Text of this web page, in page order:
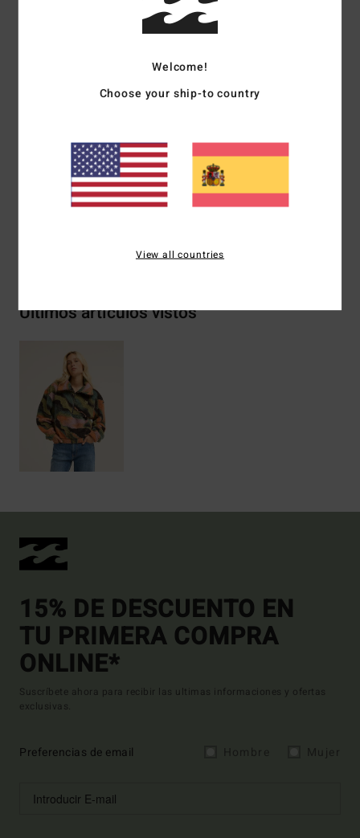
Cuello con media cremallera
Parche de silicona
Composición[Tejido principal] 100% poliéster
Envíos y Devoluciones
Últimos artículos vistos
15% DE DESCUENTO EN
TU PRIMERA COMPRA
ONLINE*
Suscríbete ahora para recibir las ultimas informaciones y ofertas
exclusivas.
Preferencias de email
Welcome!
Choose your ship-to country
View all countries